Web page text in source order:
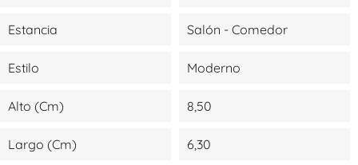
Estancia Salón - Comedor
Estilo Moderno
Alto (cm) 8,50
Largo (cm) 6,30